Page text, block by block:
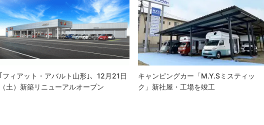
｢フィアット・アバルト山形｣、12月21日
（土）新築リニューアルオープン
キャンピングカー「M.Y.Sミスティッ
ク」新社屋・工場を竣工